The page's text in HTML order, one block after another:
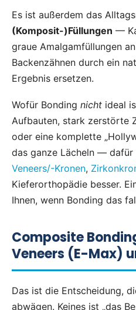
Es ist außerdem das
(Komposit-)Füllungen —
graue Amalgamfüllungen
Backenzähnen durch ein
Ergebnis ersetzen.
Wofür Bonding nicht ideal
Aufbauten, stark zerstörte
oder eine komplette
das ganze Lächeln — dafür
Veneers/-Kronen,
Kieferorthopädie besser.
Ihnen, wenn Bonding das
Composite
Veneers (E-Max)
Das ist die Entscheidung,
abwägen. Keines ist „das